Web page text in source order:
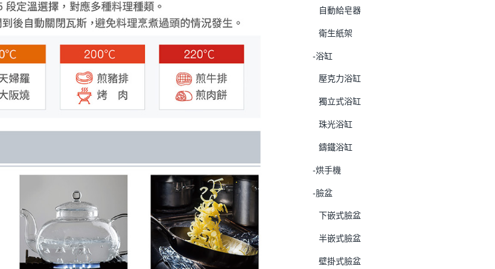
自動給皂器
衛生紙架
-浴缸
壓克力浴缸
獨立式浴缸
珠光浴缸
鑄鐵浴缸
-烘手機
-臉盆
下嵌式臉盆
半嵌式臉盆
壁掛式臉盆